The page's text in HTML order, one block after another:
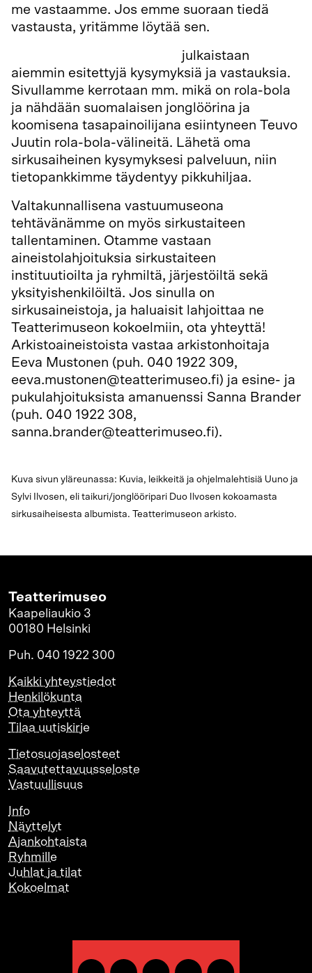
me vastaamme. Jos emme suoraan tiedä
vastausta, yritämme löytää sen.
julkaistaan
aiemmin esitettyjä kysymyksiä ja vastauksia.
Sivullamme kerrotaan mm. mikä on rola-bola
ja nähdään suomalaisen jonglöörina ja
koomisena tasapainoilijana esiintyneen Teuvo
Juutin rola-bola-välineitä. Lähetä oma
sirkusaiheinen kysymyksesi palveluun, niin
tietopankkimme täydentyy pikkuhiljaa.
Valtakunnallisena vastuumuseona
tehtävänämme on myös sirkustaiteen
tallentaminen. Otamme vastaan
aineistolahjoituksia sirkustaiteen
instituutioilta ja ryhmiltä, järjestöiltä sekä
yksityishenkilöiltä. Jos sinulla on
sirkusaineistoja, ja haluaisit lahjoittaa ne
Teatterimuseon kokoelmiin, ota yhteyttä!
Arkistoaineistoista vastaa arkistonhoitaja
Eeva Mustonen (puh. 040 1922 309,
eeva.mustonen@teatterimuseo.fi) ja esine- ja
pukulahjoituksista amanuenssi Sanna Brander
(puh. 040 1922 308,
sanna.brander@teatterimuseo.fi).
Kuva sivun yläreunassa: Kuvia, leikkeitä ja ohjelmalehtisiä Uuno ja
Sylvi Ilvosen, eli taikuri/jonglööripari Duo Ilvosen kokoamasta
sirkusaiheisesta albumista. Teatterimuseon arkisto.
Teatterimuseo
Kaapeliaukio 3
00180 Helsinki
Puh. 040 1922 300
Kaikki yhteystiedot
Henkilökunta
Ota yhteyttä
Tilaa uutiskirje
Tietosuojaselosteet
Saavutettavuusseloste
Vastuullisuus
Info
Näyttelyt
Ajankohtaista
Ryhmille
Juhlat ja tilat
Kokoelmat